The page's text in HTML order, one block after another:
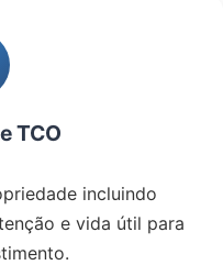
TCO
incluindo
e vida útil para